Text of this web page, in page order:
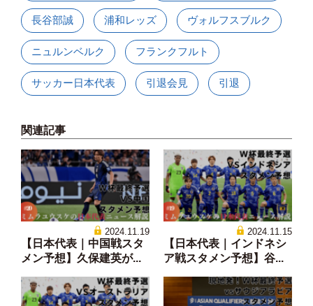
長谷部誠 浦和レッズ ヴォルフスブルク
ニュルンベルク フランクフルト
サッカー日本代表 引退会見 引退
関連記事
2024.11.19
【日本代表｜中国戦スタ
メン予想】久保建英が...
2024.11.15
【日本代表｜インドネシ
ア戦スタメン予想】谷...